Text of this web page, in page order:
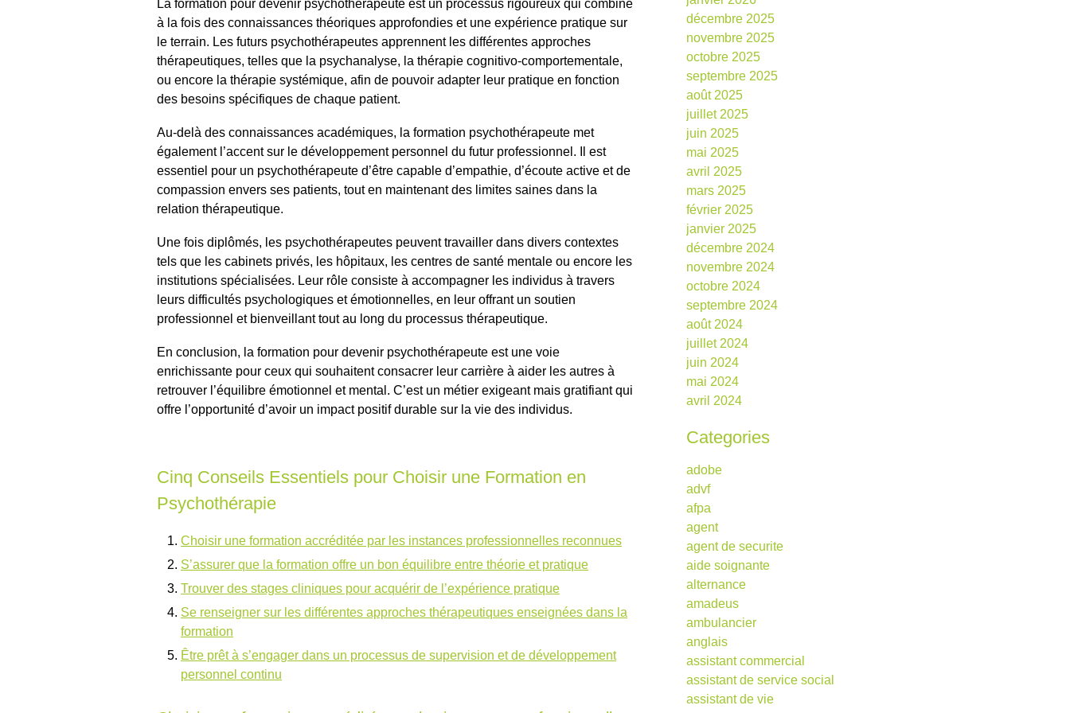
La formation pour devenir psychothérapeute est un processus rigoureux qui combine
à la fois des connaissances théoriques approfondies et une expérience pratique sur
le terrain. Les futurs psychothérapeutes apprennent les différentes approches
thérapeutiques, telles que la psychanalyse, la thérapie cognitivo-comportementale,
ou encore la thérapie systémique, afin de pouvoir adapter leur pratique en fonction
des besoins spécifiques de chaque patient.
Au-delà des connaissances académiques, la formation psychothérapeute met
également l’accent sur le développement personnel du futur professionnel. Il est
essentiel pour un psychothérapeute d’être capable d’empathie, d’écoute active et de
compassion envers ses patients, tout en maintenant des limites saines dans la
relation thérapeutique.
Une fois diplômés, les psychothérapeutes peuvent travailler dans divers contextes
tels que les cabinets privés, les hôpitaux, les centres de santé mentale ou encore les
institutions spécialisées. Leur rôle consiste à accompagner les individus à travers
leurs difficultés psychologiques et émotionnelles, en leur offrant un soutien
professionnel et bienveillant tout au long du processus thérapeutique.
En conclusion, la formation pour devenir psychothérapeute est une voie
enrichissante pour ceux qui souhaitent consacrer leur carrière à aider les autres à
retrouver l’équilibre émotionnel et mental. C’est un métier exigeant mais gratifiant qui
offre l’opportunité d’avoir un impact positif durable sur la vie des individus.
Cinq Conseils Essentiels pour Choisir une Formation en
Psychothérapie
Choisir une formation accréditée par les instances professionnelles reconnues
S’assurer que la formation offre un bon équilibre entre théorie et pratique
Trouver des stages cliniques pour acquérir de l’expérience pratique
Se renseigner sur les différentes approches thérapeutiques enseignées dans la
formation
Être prêt à s’engager dans un processus de supervision et de développement
personnel continu
décembre 2025
novembre 2025
octobre 2025
septembre 2025
août 2025
juillet 2025
juin 2025
mai 2025
avril 2025
mars 2025
février 2025
janvier 2025
décembre 2024
novembre 2024
octobre 2024
septembre 2024
août 2024
juillet 2024
juin 2024
mai 2024
avril 2024
Categories
adobe
advf
afpa
agent
agent de securite
aide soignante
alternance
amadeus
ambulancier
anglais
assistant commercial
assistant de service social
assistant de vie